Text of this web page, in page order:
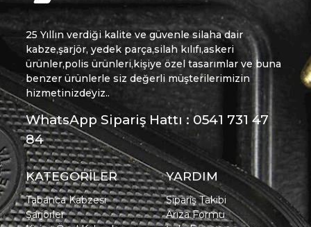
25 Yıllın verdiği kalite ve güvenle silaha dair
kabze,şarjör, yedek parça,silah kılıfı,askeri
ürünler,polis ürünleri,kişiye özel tasarımlar ve buna
benzer ürünlerle siz değerli müşterilerimizin
hizmetinizdeyiz..
WhatsApp Sipariş Hattı : 0541 731 47
84
KATEGORİLER
Tabanca Kabzesi
Şarjörler
YARDIM
Sipariş Takibi
Arıza Formu